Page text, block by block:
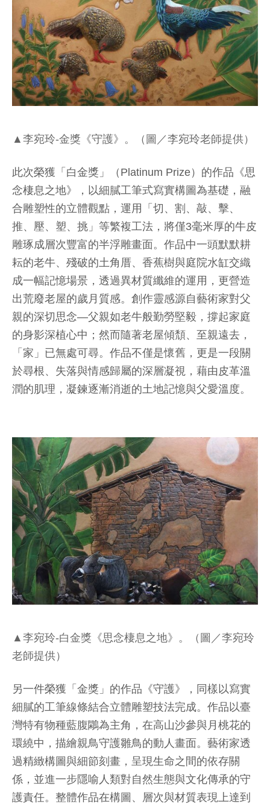
▲李宛玲-金獎《守護》。（圖／李宛玲老師提供）
此次榮獲「白金獎」（Platinum Prize）的作品《思
念棲息之地》，以細膩工筆式寫實構圖為基礎，融
合雕塑性的立體觀點，運用「切、割、敲、擊、
推、壓、塑、挑」等繁複工法，將僅3毫米厚的牛皮
雕琢成層次豐富的半浮雕畫面。作品中一頭默默耕
耘的老牛、殘破的土角厝、香蕉樹與庭院水缸交織
成一幅記憶場景，透過異材質纖維的運用，更營造
出荒廢老屋的歲月質感。創作靈感源自藝術家對父
親的深切思念—父親如老牛般勤勞堅毅，撐起家庭
的身影深植心中；然而隨著老屋傾頹、至親遠去，
「家」已無處可尋。作品不僅是懷舊，更是一段關
於尋根、失落與情感歸屬的深層凝視，藉由皮革溫
潤的肌理，凝鍊逐漸消逝的土地記憶與父愛溫度。
▲李宛玲-白金獎《思念棲息之地》。（圖／李宛玲
老師提供）
另一件榮獲「金獎」的作品《守護》，同樣以寫實
細膩的工筆線條結合立體雕塑技法完成。作品以臺
灣特有物種藍腹鷴為主角，在高山沙參與月桃花的
環繞中，描繪親鳥守護雛鳥的動人畫面。藝術家透
過精緻構圖與細節刻畫，呈現生命之間的依存關
係，並進一步隱喻人類對自然生態與文化傳承的守
護責任。整體作品在構圖、層次與材質表現上達到